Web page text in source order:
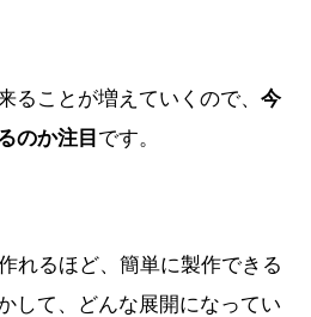
ることが増えていくので、 今
のか注目 です。
れるほど、簡単に製作できる
して、どんな展開になってい